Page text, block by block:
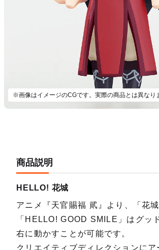
※画像はイメージのCGです。実際の商品とは異なり
商品説明
HELLO! 花城
アニメ『天官賜福 貮』より、「花
「HELLO! GOOD SMILE」はグッ
右に動かすことが可能です。
クリエイティブディレクションに